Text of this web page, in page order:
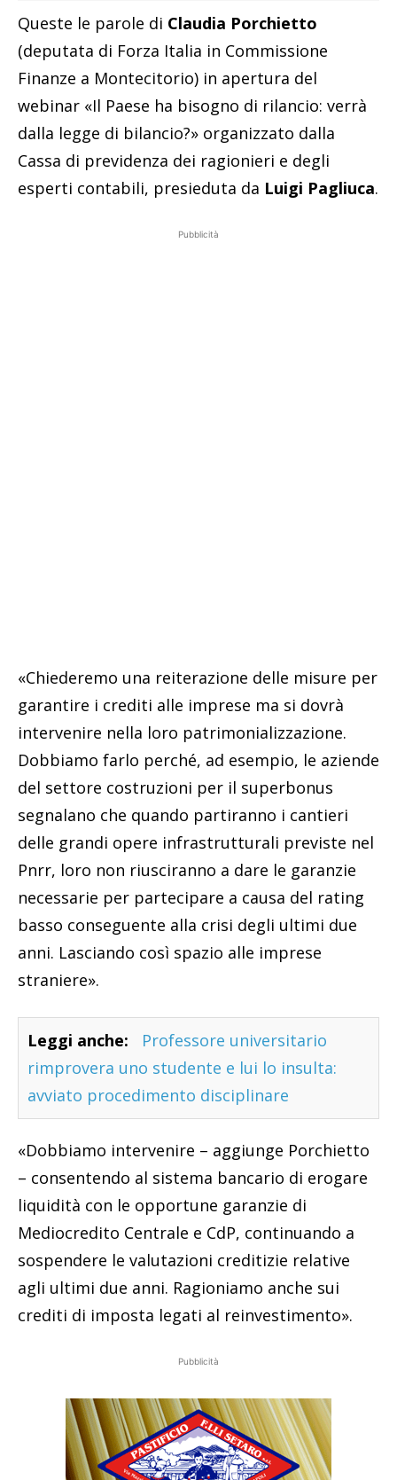
Queste le parole di Claudia Porchietto
(deputata di Forza Italia in Commissione
Finanze a Montecitorio) in apertura del
webinar «Il Paese ha bisogno di rilancio: verrà
dalla legge di bilancio?» organizzato dalla
Cassa di previdenza dei ragionieri e degli
esperti contabili, presieduta da Luigi Pagliuca.
Pubblicità
«Chiederemo una reiterazione delle misure per
garantire i crediti alle imprese ma si dovrà
intervenire nella loro patrimonializzazione.
Dobbiamo farlo perché, ad esempio, le aziende
del settore costruzioni per il superbonus
segnalano che quando partiranno i cantieri
delle grandi opere infrastrutturali previste nel
Pnrr, loro non riusciranno a dare le garanzie
necessarie per partecipare a causa del rating
basso conseguente alla crisi degli ultimi due
anni. Lasciando così spazio alle imprese
straniere».
Leggi anche:
Professore universitario
rimprovera uno studente e lui lo insulta:
avviato procedimento disciplinare
«Dobbiamo intervenire – aggiunge Porchietto
– consentendo al sistema bancario di erogare
liquidità con le opportune garanzie di
Mediocredito Centrale e CdP, continuando a
sospendere le valutazioni creditizie relative
agli ultimi due anni. Ragioniamo anche sui
crediti di imposta legati al reinvestimento».
Pubblicità